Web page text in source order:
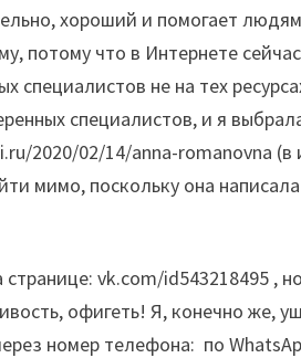
хороший и помогает
потому что в Интернете
специалистов не на тех
специалистов, и я
2020/02/14/anna-romanovna
мимо, поскольку она
vk.com/id543218495 ,
офигеть! Я, конечно же,
номер телефона: по